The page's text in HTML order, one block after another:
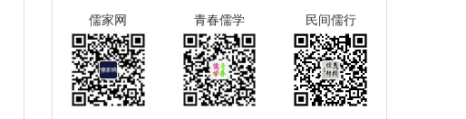
儒家网 青春儒学 民间儒行